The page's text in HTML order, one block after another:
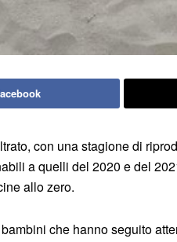
con una stagione di
a quelli del 2020 e del
allo zero.
che hanno seguito